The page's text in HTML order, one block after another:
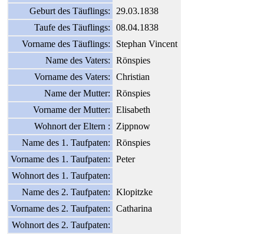
Geburt des Täuflings:
29.03.1838
Taufe des Täuflings:
08.04.1838
Vorname des Täuflings:
Stephan Vincent
Name des Vaters:
Rönspies
Vorname des Vaters:
Christian
Name der Mutter:
Rönspies
Vorname der Mutter:
Elisabeth
Wohnort der Eltern :
Zippnow
Name des 1. Taufpaten:
Rönspies
Vorname des 1. Taufpaten:
Peter
Wohnort des 1. Taufpaten:
Name des 2. Taufpaten:
Klopitzke
Vorname des 2. Taufpaten:
Catharina
Wohnort des 2. Taufpaten: